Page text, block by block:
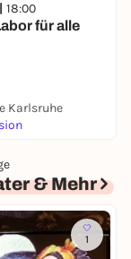
18:00
für alle
Karlsruhe
& Mehr
1